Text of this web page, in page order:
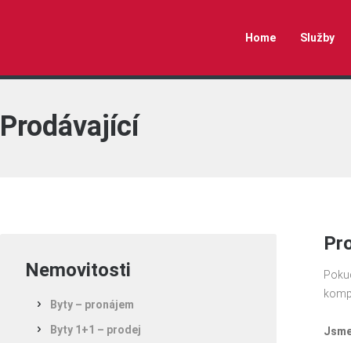
Home Služby
Prodávající
Nemovitosti
Byty – pronájem
Byty 1+1 – prodej